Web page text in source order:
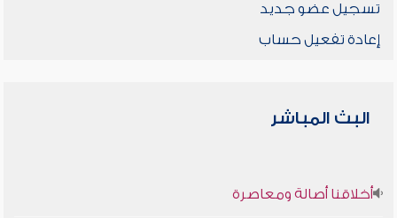
تسجيل عضو جديد
إعادة تفعيل حساب
البث المباشر
أخلاقنا أصالة ومعاصرة